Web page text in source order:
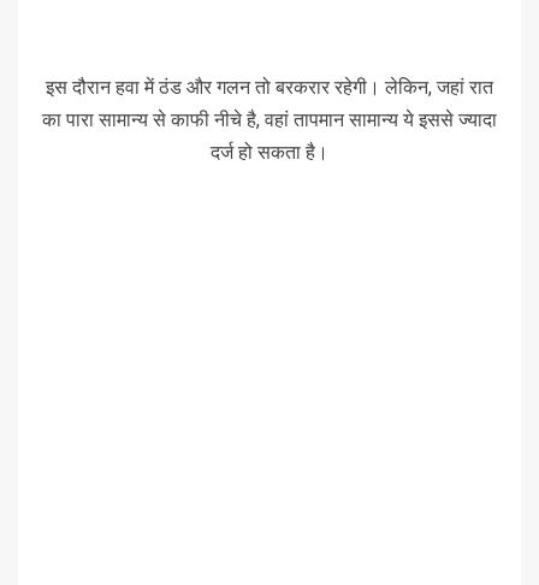
इस दौरान हवा में ठंड और गलन तो बरकरार रहेगी। लेकिन, जहां रात
का पारा सामान्य से काफी नीचे है, वहां तापमान सामान्य ये इससे ज्यादा
दर्ज हो सकता है।